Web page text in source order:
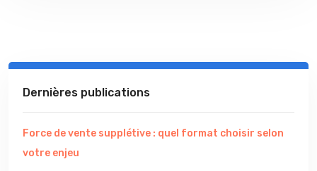
Dernières publications
Force de vente supplétive : quel format choisir selon
votre enjeu